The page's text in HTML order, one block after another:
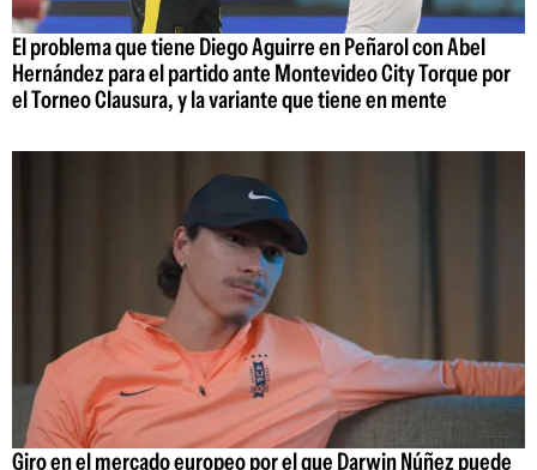
El problema que tiene Diego Aguirre en Peñarol con Abel
Hernández para el partido ante Montevideo City Torque por
el Torneo Clausura, y la variante que tiene en mente
Giro en el mercado europeo por el que Darwin Núñez puede